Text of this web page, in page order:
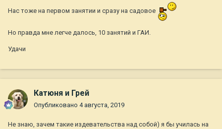
Нас тоже на первом занятии и сразу на садовое
Но правда мне легче далось, 10 занятий и ГАИ.
Удачи
Катюня и Грей
Опубликовано 4 августа, 2019
Не знаю, зачем такие издевательства над собой) я бы училась на